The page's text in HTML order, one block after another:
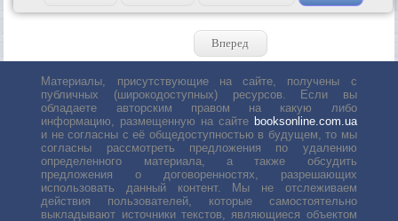
Вперед
Материалы, присутствующие на сайте, получены с
публичных (широкодоступных) ресурсов. Если вы
обладаете авторским правом на какую либо
информацию, размещенную на сайте booksonline.com.ua
и не согласны с её общедоступностью в будущем, то мы
согласны рассмотреть предложения по удалению
определенного материала, а также обсудить
предложения о договоренностях, разрешающих
использовать данный контент. Мы не отслеживаем
действия пользователей, которые самостоятельно
выкладывают источники текстов, являющиеся объектом